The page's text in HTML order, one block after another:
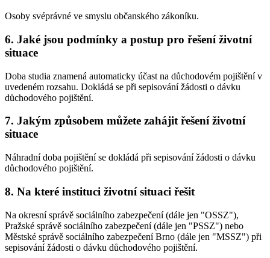
Osoby svéprávné ve smyslu občanského zákoníku.
6. Jaké jsou podmínky a postup pro řešení životní
situace
Doba studia znamená automaticky účast na důchodovém pojištění v
uvedeném rozsahu. Dokládá se při sepisování žádosti o dávku
důchodového pojištění.
7. Jakým způsobem můžete zahájit řešení životní
situace
Náhradní doba pojištění se dokládá při sepisování žádosti o dávku
důchodového pojištění.
8. Na které instituci životní situaci řešit
Na okresní správě sociálního zabezpečení (dále jen "OSSZ"),
Pražské správě sociálního zabezpečení (dále jen "PSSZ") nebo
Městské správě sociálního zabezpečení Brno (dále jen "MSSZ") při
sepisování žádosti o dávku důchodového pojištění.